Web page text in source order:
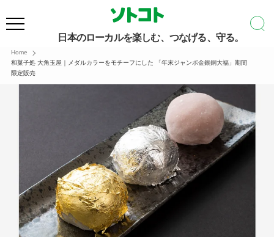
日本のローカルを楽しむ、つなげる、守る。
Home
和菓子処 大角玉屋｜メダルカラーをモチーフにした 「年末ジャンボ金銀銅大福」期間
限定販売